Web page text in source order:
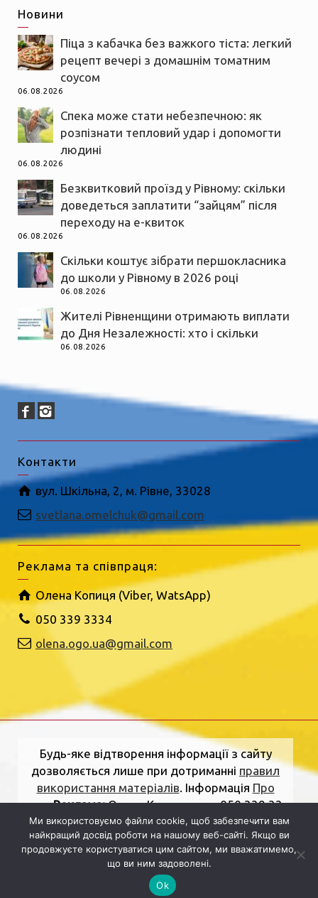
Новини
Піца з кабачка без важкого тіста: легкий
рецепт вечері з домашнім томатним
соусом
06.08.2026
Спека може стати небезпечною: як
розпізнати тепловий удар і допомогти
людині
06.08.2026
Безквитковий проїзд у Рівному: скільки
доведеться заплатити “зайцям” після
переходу на е-квиток
06.08.2026
Скільки коштує зібрати першокласника
до школи у Рівному в 2026 році
06.08.2026
Жителі Рівненщини отримають виплати
до Дня Незалежності: хто і скільки
06.08.2026
Контакти
вул. Шкільна, 2, м. Рівне, 33028
svetlana.omelchuk@gmail.com
Реклама та співпраця:
Олена Копиця (Viber, WatsApp)
050 339 3334
olena.ogo.ua@gmail.com
Будь-яке відтворення інформації з сайту
дозволяється лише при дотриманні правил
використання матеріалів. Інформація Про
нас.Реклама:Олена Копиця, тел. 050 339 33
34
olena.ogo.ua@gmail.com.Адреса
редакції:вулиця Шкільна, 2, Рівне, Рівненська
область, 33000.Електронна пошта:
dolj.ogo@gmail.com
Ми використовуємо файли cookie, щоб забезпечити вам
найкращий досвід роботи на нашому веб-сайті. Якщо ви
продовжуєте користуватися цим сайтом, ми вважатимемо,
що ви ним задоволені.
Ok